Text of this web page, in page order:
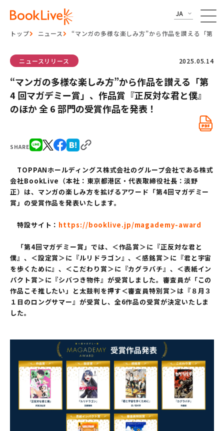
JA
トップ ニュース “マンガの多様な楽しみ方”から作品を讃える「第
SHARE
ニュースリリース 2025.05.14
“マンガの多様な楽しみ方”から作品を讃える「第
4 回マガデミー賞」、作品賞『正反対な君と僕』
のほか 全 6 部門の受賞作品を発表！
TOPPANホールディングス株式会社のグループ会社である株式
会社BookLive（本社：東京都港区・代表取締役社長：淡野
正）は、マンガの楽しみ方を拡げるアワード「第4回マガデミー
賞」の受賞作品を発表いたします。
特設サイト： https://booklive.jp/magademy-award
「第4回マガデミー賞」では、＜作品賞＞に『正反対な君と
僕』、＜設定賞＞に『ルリドラゴン』、＜感銘賞＞に『君と宇宙
を歩くために』、＜こだわり賞＞に『カグラバチ』、＜表紙イン
パクト賞＞に『シバつき物件』が受賞しました。審査員が「この
作品こそ推したい」と太鼓判を押す＜審査員特別賞＞は『８月３
１日のロングサマー』が受賞し、全6作品の受賞が決定いたしま
した。